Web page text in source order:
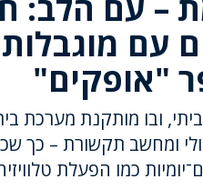
עם מוגבלות
"אופקים"
ובו מותקנת מערכת
ומחשב תקשורת – כך
כמו הפעלת